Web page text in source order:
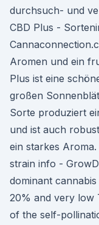
durchsuch- und
CBD Plus -
Aromen und ein
Plus ist eine
großen
Sorte produziert
und ist auch
ein starkes
strain info -
dominant
20% and very low
of the self-